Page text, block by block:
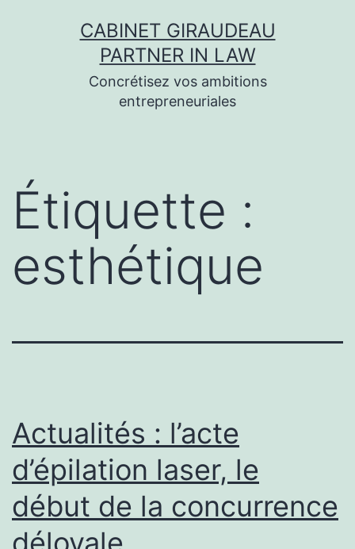
CABINET GIRAUDEAU
PARTNER IN LAW
Concrétisez vos ambitions
entrepreneuriales
Étiquette :
esthétique
Actualités : l’acte
d’épilation laser, le
début de la concurrence